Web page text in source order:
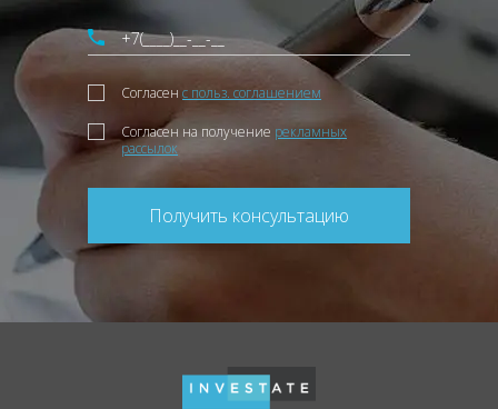
Согласен с польз. соглашением
Согласен на получение рекламных
рассылок
Получить консультацию